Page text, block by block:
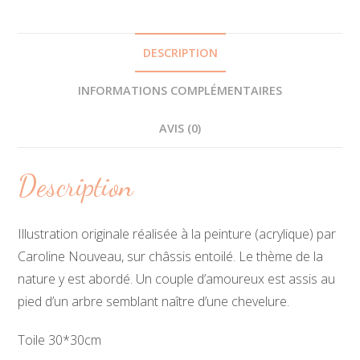
DESCRIPTION
INFORMATIONS COMPLÉMENTAIRES
AVIS (0)
Description
Illustration originale réalisée à la peinture (acrylique) par
Caroline Nouveau, sur châssis entoilé. Le thème de la
nature y est abordé. Un couple d’amoureux est assis au
pied d’un arbre semblant naître d’une chevelure.
Toile 30*30cm